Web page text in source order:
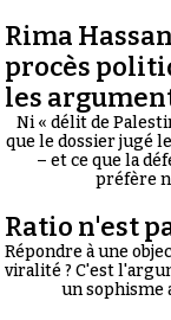
Rima
procès
les
Ni « délit de
que le dossier jugé
– et ce que la
préfère
Ratio n'est
Répondre à une
viralité ? C'est
un sophisme